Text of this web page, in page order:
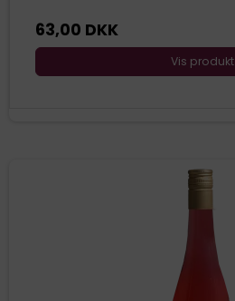
63,00 DKK
Vis produkt